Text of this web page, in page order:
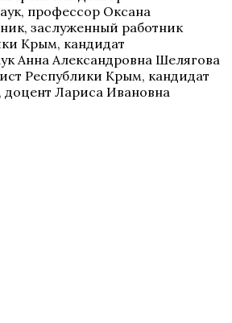
профессор Оксана
заслуженный работник
Крым, кандидат
Анна Александровна Шелягова
Республики Крым, кандидат
доцент Лариса Ивановна